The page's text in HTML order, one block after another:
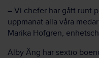
– Vi chefer har gått runt
uppmanat alla våra
Marika Hofgren,
Alby Äng har sextio